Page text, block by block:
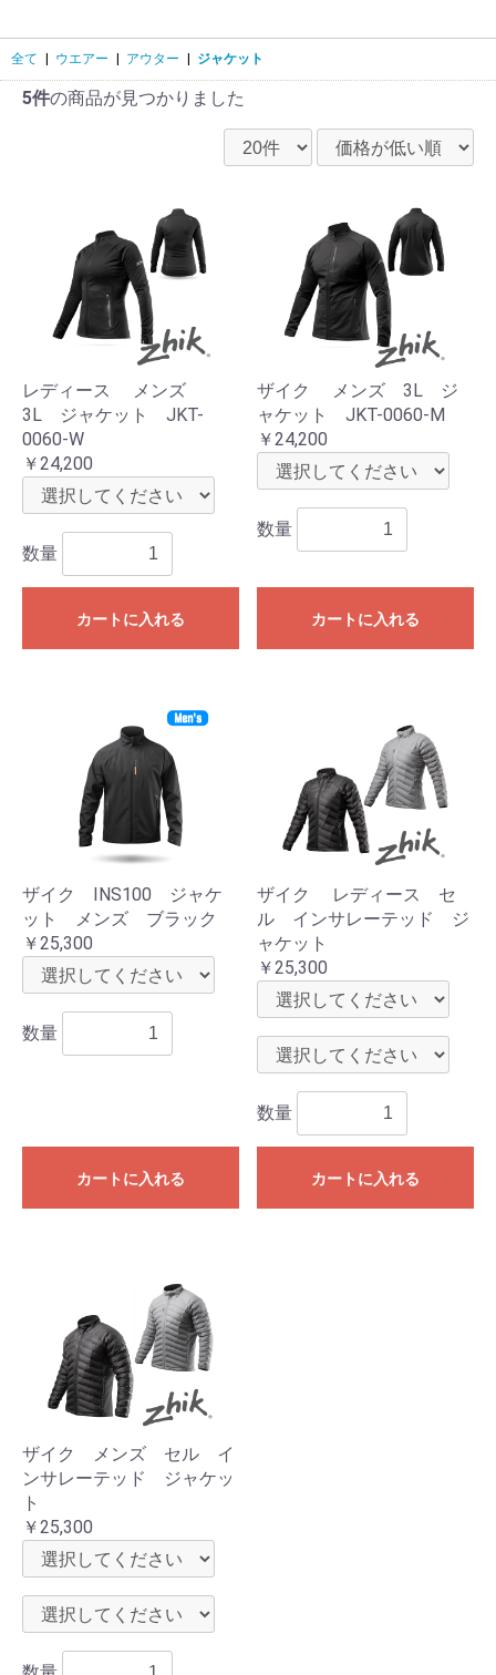
全て | ウエアー | アウター | ジャケット
5件の商品が見つかりました
レディース メンズ
3L ジャケット JKT-
0060-W
￥24,200
数量
カートに入れる
ザイク メンズ 3L ジ
ャケット JKT-0060-M
￥24,200
数量
カートに入れる
ザイク INS100 ジャケ
ット メンズ ブラック
￥25,300
数量
カートに入れる
ザイク レディース セ
ル インサレーテッド ジ
ャケット
￥25,300
数量
カートに入れる
ザイク メンズ セル イ
ンサレーテッド ジャケッ
ト
￥25,300